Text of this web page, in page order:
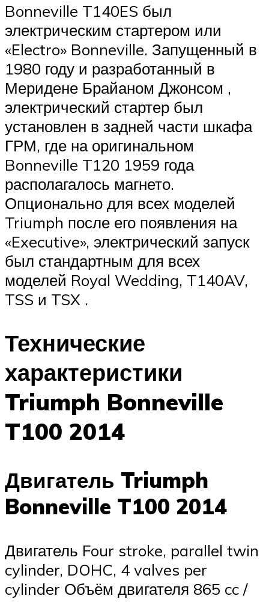
Bonneville T140ES был
электрическим стартером или
«Electro» Bonneville. Запущенный в
1980 году и разработанный в
Меридене Брайаном Джонсом ,
электрический стартер был
установлен в задней части шкафа
ГРМ, где на оригинальном
Bonneville T120 1959 года
располагалось магнето.
Опционально для всех моделей
Triumph после его появления на
«Executive», электрический запуск
был стандартным для всех
моделей Royal Wedding, T140AV,
TSS и TSX .
Технические
характеристики
Triumph Bonneville
T100 2014
Двигатель Triumph
Bonneville T100 2014
Двигатель Four stroke, parallel twin
cylinder, DOHC, 4 valves per
cylinder Объём двигателя 865 cc /